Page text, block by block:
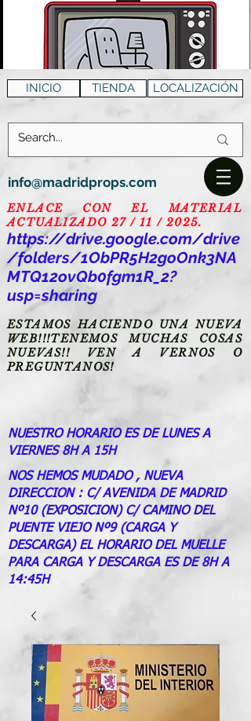
INICIO TIENDA LOCALIZACIÓN
info@madridprops.com
ENLACE CON EL MATERIAL
ACTUALIZADO 27 / 11 / 2025.
https://drive.google.com/drive
/folders/1ObPR5H2goOnk3NA
MTQ12ovQb0fgm1R_2?
usp=sharing
ESTAMOS HACIENDO UNA NUEVA
WEB!!!TENEMOS MUCHAS COSAS
NUEVAS!! VEN A VERNOS O
PREGUNTANOS!
NUESTRO HORARIO ES DE LUNES A
VIERNES 8H A 15H
NOS HEMOS MUDADO , NUEVA
DIRECCION : C/ AVENIDA DE MADRID
Nº10 (EXPOSICION) C/ CAMINO DEL
PUENTE VIEJO Nº9 (CARGA Y
DESCARGA) EL HORARIO DEL MUELLE
PARA CARGA Y DESCARGA ES DE 8H A
14:45H